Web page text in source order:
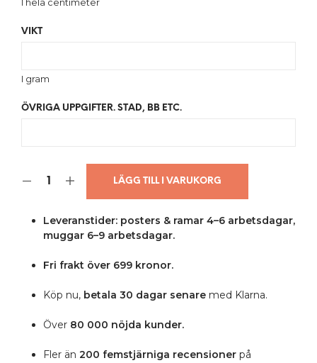
I hela centimeter
VIKT
I gram
ÖVRIGA UPPGIFTER. STAD, BB ETC.
LÄGG TILL I VARUKORG
Leveranstider: posters & ramar 4–6 arbetsdagar,
muggar 6–9 arbetsdagar.
Fri frakt över 699 kronor.
Köp nu,betala 30 dagar senaremed Klarna.
Över 80 000 nöjda kunder.
Fler än 200 femstjärniga recensionerpå